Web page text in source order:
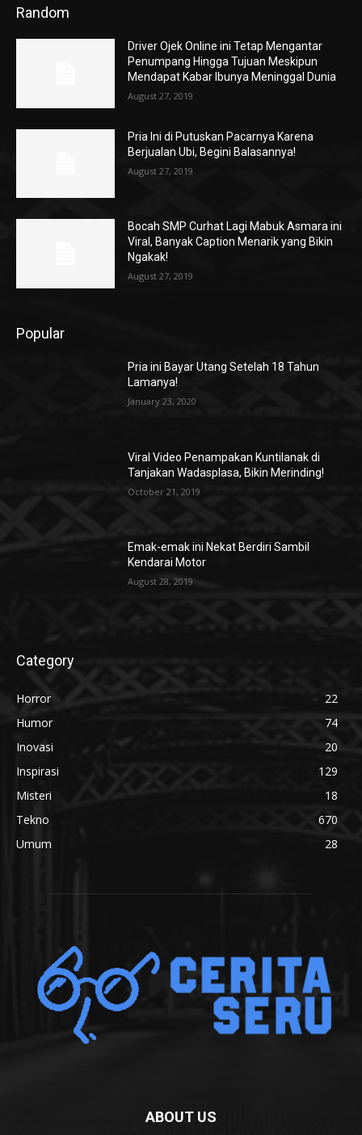
Random
Driver Ojek Online ini Tetap Mengantar
Penumpang Hingga Tujuan Meskipun
Mendapat Kabar Ibunya Meninggal Dunia
August 27, 2019
Pria Ini di Putuskan Pacarnya Karena
Berjualan Ubi, Begini Balasannya!
August 27, 2019
Bocah SMP Curhat Lagi Mabuk Asmara ini
Viral, Banyak Caption Menarik yang Bikin
Ngakak!
August 27, 2019
Popular
Pria ini Bayar Utang Setelah 18 Tahun
Lamanya!
January 23, 2020
Viral Video Penampakan Kuntilanak di
Tanjakan Wadasplasa, Bikin Merinding!
October 21, 2019
Emak-emak ini Nekat Berdiri Sambil
Kendarai Motor
August 28, 2019
Category
Horror
22
Humor
74
Inovasi
20
Inspirasi
129
Misteri
18
Tekno
670
Umum
28
ABOUT US